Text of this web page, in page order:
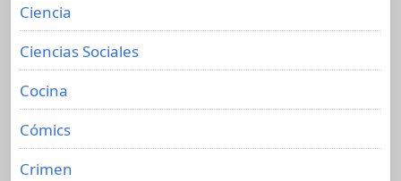
Ciencia
Ciencias Sociales
Cocina
Cómics
Crimen